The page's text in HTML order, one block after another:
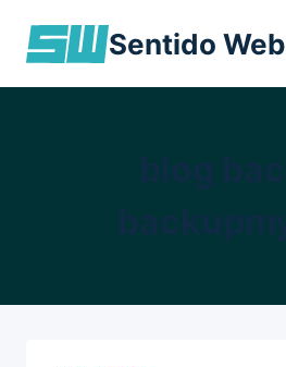
Sentido Web